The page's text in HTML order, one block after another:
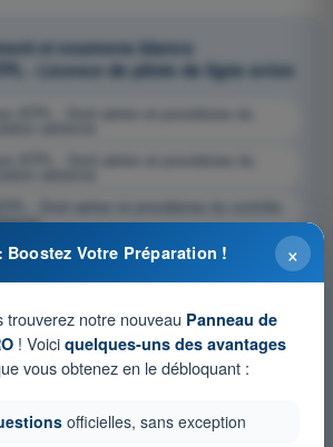
et examens blancs
- Licence de pilote de ligne avion
ATPL - Droit aérien et procédures du
ATPL - Droit aérien et procédures du
- Droit aérien et procédures du contrôle
×
Boostez Votre Préparation !
trouverez notre nouveau Panneau de
! Voici quelques-uns des avantages
vous obtenez en le débloquant :
officielles, sans exception